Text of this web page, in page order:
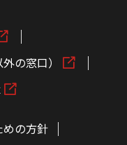
の窓口）
の方針